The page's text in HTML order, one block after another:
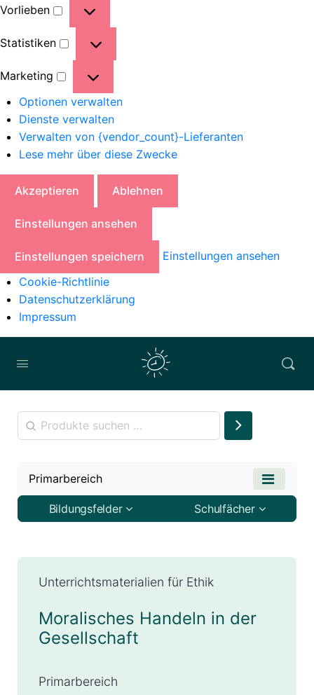
Vorlieben
Statistiken
Marketing
Optionen verwalten
Dienste verwalten
Verwalten von {vendor_count}-Lieferanten
Lese mehr über diese Zwecke
Akzeptieren Ablehnen
Einstellungen ansehen
Einstellungen speichern
Einstellungen ansehen
Cookie-Richtlinie
Datenschutzerklärung
Impressum
Unterrichtsmaterialien für Ethik
Moralisches Handeln in der
Gesellschaft
Primarbereich
Primarbereich
Bildungsfelder Schulfächer